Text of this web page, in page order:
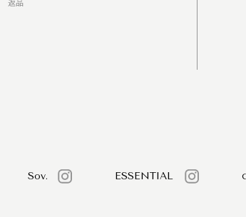
Sov. ESSENTIAL